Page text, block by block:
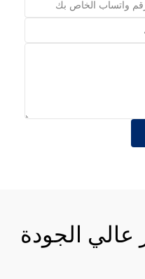
عالي الجودة